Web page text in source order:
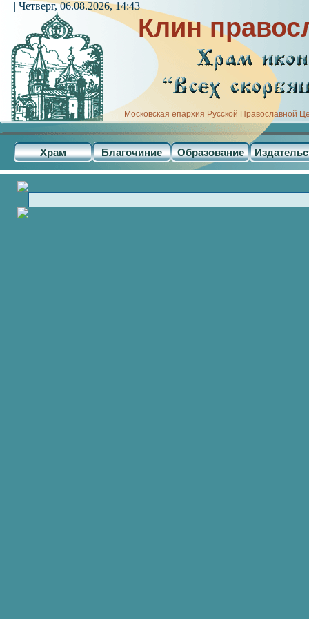
Клин
Московская епархия Русской Православной
Храм Благочиние Образование
| Четверг, 06.08.2026, 14:43